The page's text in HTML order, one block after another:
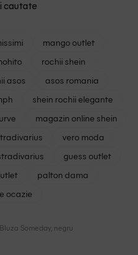
cautate
mango outlet
rochii shein
asos
asos romania
shein rochii elegante
magazin online shein
vero moda
guess outlet
palton dama
ocazie
Bluza Someday, negru